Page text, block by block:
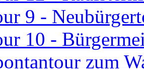
9 -
10 -
zum